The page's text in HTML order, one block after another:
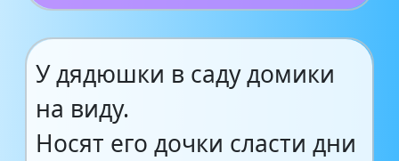
У дядюшки в саду домики
на виду.
Носят его дочки сласти дни